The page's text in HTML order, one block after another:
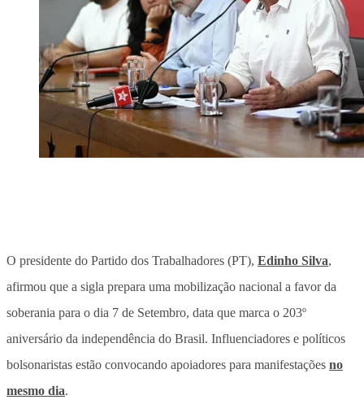
O presidente do Partido dos Trabalhadores (PT), Edinho Silva,
afirmou que a sigla prepara uma mobilização nacional a favor da
soberania para o dia 7 de Setembro, data que marca o 203º
aniversário da independência do Brasil. Influenciadores e políticos
bolsonaristas estão convocando apoiadores para manifestações no
mesmo dia.